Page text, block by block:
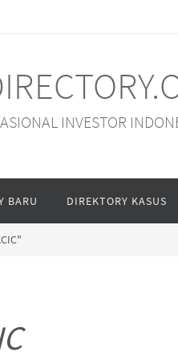
INVESTOR
BARU DIREKTORY KASUS